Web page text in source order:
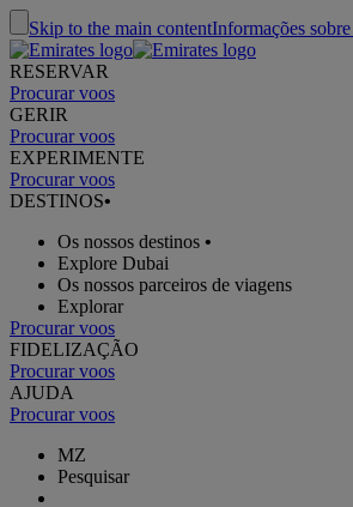
Skip to the main contentInformações
RESERVAR
Procurar voos
GERIR
Procurar voos
EXPERIMENTE
Procurar voos
DESTINOS•
Os nossos destinos •
Explore Dubai
Os nossos parceiros de viagens
Explorar
Procurar voos
FIDELIZAÇÃO
Procurar voos
AJUDA
Procurar voos
MZ
Pesquisar